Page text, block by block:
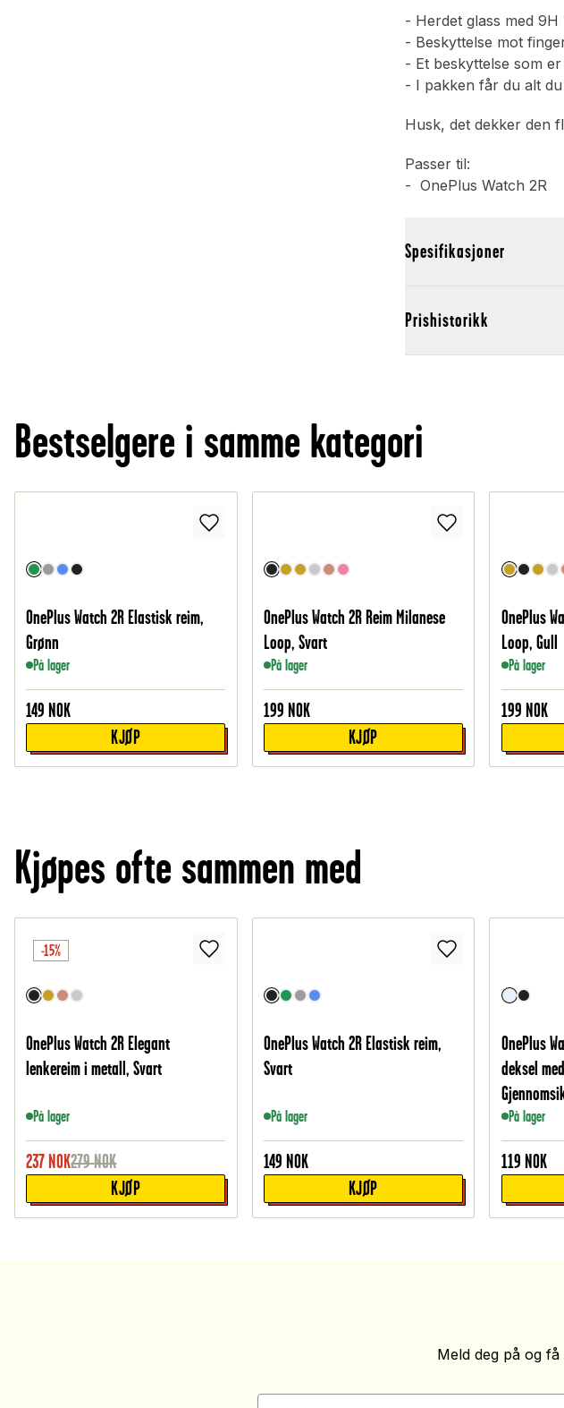
- Herdet glass med
- Beskyttelse mot
- Et beskyttelse som
- I pakken får du alt
Husk, det dekker den
Passer til:
- OnePlus Watch 2R
Spesifikasjoner
Prishistorikk
Bestselgere i samme kategori
OnePlus Watch 2R Elastisk reim,
Grønn
På lager
149 NOK
KJØP
OnePlus Watch 2R Reim Milanese
Loop, Svart
På lager
199 NOK
KJØP
OnePlus
Loop, Gull
På lager
199 NOK
Kjøpes ofte sammen med
-15%
OnePlus Watch 2R Elegant
lenkereim i metall, Svart
På lager
237 NOK279NOK
KJØP
OnePlus Watch 2R Elastisk reim,
Svart
På lager
149 NOK
KJØP
OnePlus
deksel
På lager
119 NOK
Meld deg på og